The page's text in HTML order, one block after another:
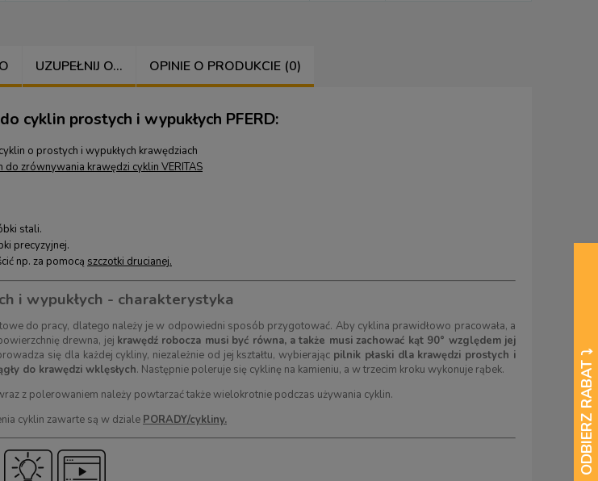
UZUPEŁNIJ O... OPINIE O PRODUKCIE (0)
cyklin prostych i wypukłych PFERD:
o prostych i wypukłych krawędziach
do zrównywania krawędzi cyklin VERITAS
stali.
precyzyjnej.
np. za pomocą szczotki drucianej.
i wypukłych - charakterystyka
do pracy, dlatego należy je w odpowiedni sposób przygotować. Aby cyklina prawidłowo pracowała, a
drewna, jej krawędź robocza musi być równa, a także musi zachować kąt 90° względem jej
się dla każdej cykliny, niezależnie od jej kształtu, wybierając pilnik płaski dla krawędzi prostych i
do krawędzi wklęsłych. Następnie poleruje się cyklinę na kamieniu, a w trzecim kroku wykonuje rąbek.
z polerowaniem należy powtarzać także wielokrotnie podczas używania cyklin.
cyklin zawarte są w dziale PORADY/cykliny.